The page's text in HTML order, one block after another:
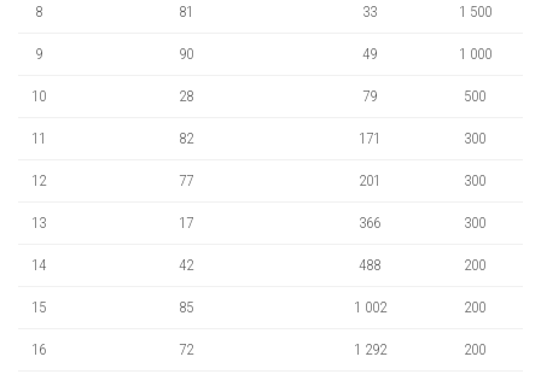
8 81 33 1 500
9 90 49 1 000
10 28 79 500
11 82 171 300
12 77 201 300
13 17 366 300
14 42 488 200
15 85 1 002 200
16 72 1 292 200